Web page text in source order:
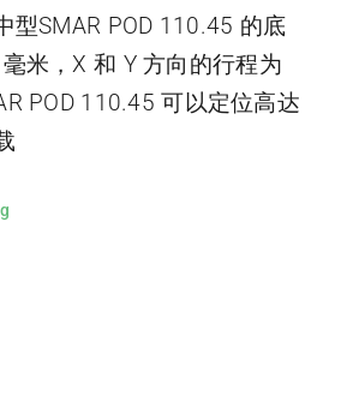
型SMAR POD 110.45 的底
米，X 和 Y 方向的行程为
POD 110.45 可以定位高达